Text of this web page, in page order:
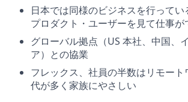
日本では同様のビジネスを行ってい
プロダクト・ユーザーを見て仕事が
グローバル拠点（US 本社、中国、
ア）との協業
フレックス、社員の半数はリモー
代が多く家族にやさしい